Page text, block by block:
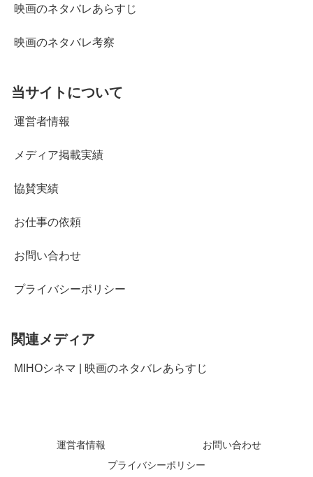
映画のネタバレあらすじ
映画のネタバレ考察
当サイトについて
運営者情報
メディア掲載実績
協賛実績
お仕事の依頼
お問い合わせ
プライバシーポリシー
関連メディア
MIHOシネマ | 映画のネタバレあらすじ
運営者情報
お問い合わせ
プライバシーポリシー